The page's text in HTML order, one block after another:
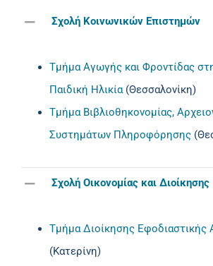
Σχολή Κοινωνικών Επιστημών
Τμήμα Αγωγής και Φροντίδας
Παιδική Ηλικία(Θεσσαλονίκη)
Τμήμα Βιβλιοθηκονομίας,
Συστημάτων Πληροφόρησης
Σχολή Οικονομίας και Διοίκησης
Τμήμα Διοίκησης Εφοδιαστικής
(Κατερίνη)